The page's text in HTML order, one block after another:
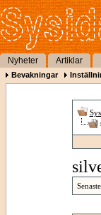
Nyheter Artiklar
Bevakningar